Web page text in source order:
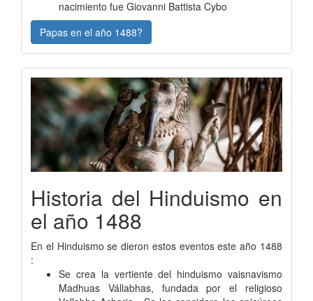
nacimiento fue Giovanni Battista Cybo
Papas en el año 1488?
Historia del Hinduismo en
el año 1488
En el Hinduismo se dieron estos eventos este año 1488
:
Se crea la vertiente del hinduismo vaisnavismo
Madhuas Vállabhas, fundada por el religioso